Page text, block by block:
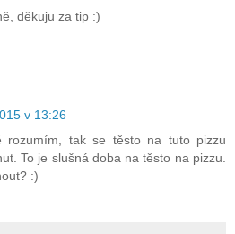
děkuju za tip :)
v 13:26
rozumím, tak se těsto na tuto pizzu
To je slušná doba na těsto na pizzu.
:)